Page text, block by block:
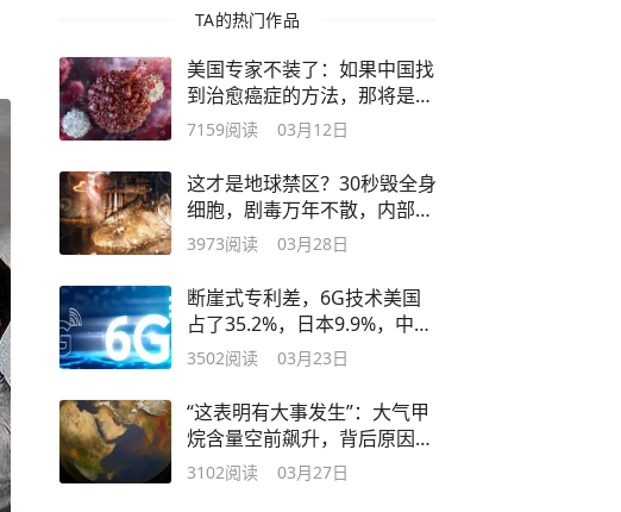
TA的热门作品
美国专家不装了：如果中国找
到治愈癌症的方法，那将是我
们的噩梦
7159阅读 03月12日
这才是地球禁区？30秒毁全身
细胞，剧毒万年不散，内部画
面罕曝光
3973阅读 03月28日
断崖式专利差，6G技术美国
占了35.2%，日本9.9%，中国
是多少？
3502阅读 03月23日
“这表明有大事发生”：大气甲
烷含量空前飙升，背后原因令
人担忧
3102阅读 03月27日